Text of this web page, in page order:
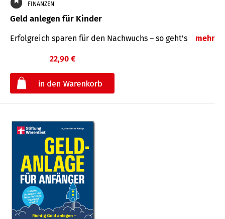
FINANZEN
Geld anlegen für Kinder
Erfolgreich sparen für den Nachwuchs – so geht's mehr
22,90 €